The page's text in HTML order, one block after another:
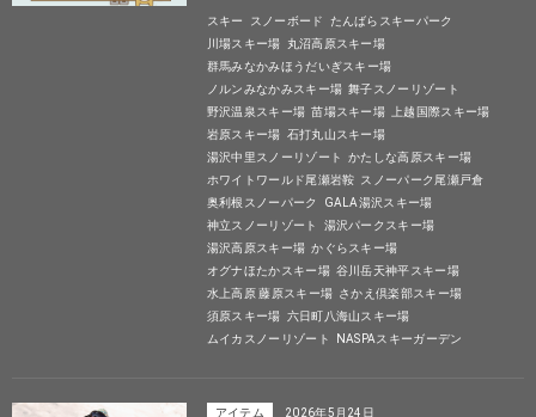
スキー スノーボード
たんばらスキーパーク
川場スキー場
丸沼高原スキー場
群馬みなかみほうだいぎスキー場
ノルンみなかみスキー場 舞子スノーリゾート
野沢温泉スキー場 苗場スキー場 上越国際スキー場
岩原スキー場 石打丸山スキー場
湯沢中里スノーリゾート
かたしな高原スキー場
ホワイトワールド尾瀬岩鞍 スノーパーク尾瀬戸倉
奥利根スノーパーク
GALA湯沢スキー場
神立スノーリゾート
湯沢パークスキー場
湯沢高原スキー場 かぐらスキー場
オグナほたかスキー場 谷川岳天神平スキー場
水上高原 藤原スキー場 さかえ倶楽部スキー場
須原スキー場 六日町八海山スキー場
ムイカスノーリゾート
NASPAスキーガーデン
アイテム 2026年5月24日